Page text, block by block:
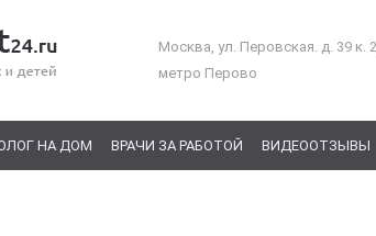
Москва, ул. Перовская. д. 39 к.
метро Перово
НА ДОМ ВРАЧИ ЗА РАБОТОЙ ВИДЕООТЗЫВЫ